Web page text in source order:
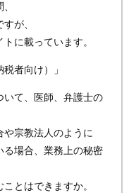
が、
に載っています。
者向け）」
て、医師、弁護士の
宗教法人のように
る場合、業務上の秘密
とはできますか。